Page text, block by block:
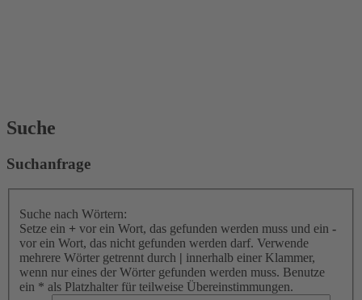
Suche
Suchanfrage
Suche nach Wörtern:
Setze ein + vor ein Wort, das gefunden werden muss und ein -
vor ein Wort, das nicht gefunden werden darf. Verwende
mehrere Wörter getrennt durch | innerhalb einer Klammer,
wenn nur eines der Wörter gefunden werden muss. Benutze
ein * als Platzhalter für teilweise Übereinstimmungen.